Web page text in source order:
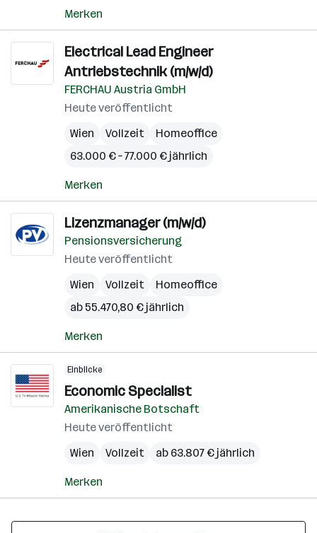
Merken
Electrical Lead Engineer
Antriebstechnik (m/w/d)
FERCHAU Austria GmbH
Heute veröffentlicht
Wien
Vollzeit
Homeoffice
63.000 € – 77.000 € jährlich
Merken
Lizenzmanager (m/w/d)
Pensionsversicherung
Heute veröffentlicht
Wien
Vollzeit
Homeoffice
ab 55.470,80 € jährlich
Merken
Einblicke
Economic Specialist
Amerikanische Botschaft
Heute veröffentlicht
Wien
Vollzeit ab 63.807 € jährlich
Merken